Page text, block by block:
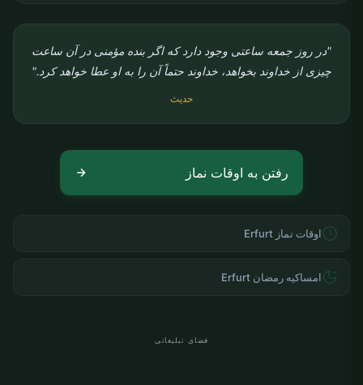
"در روز جمعه ساعتی وجود دارد که اگر بنده مؤمنی در آن ساعت
چیزی از خداوند بخواهد، خداوند حتماً آن را به او عطا خواهد کرد."
حدیث
رفتن به اوقات نماز
اوقات نماز Erfurt
امساکیه رمضان Erfurt
فضای تبلیغاتی